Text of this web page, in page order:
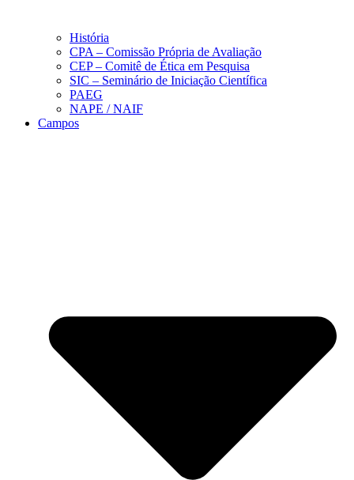
História
CPA – Comissão Própria de Avaliação
CEP – Comitê de Ética em Pesquisa
SIC – Seminário de Iniciação Científica
PAEG
NAPE / NAIF
Campos